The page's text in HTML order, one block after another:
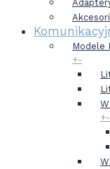
Modele
+-
+-